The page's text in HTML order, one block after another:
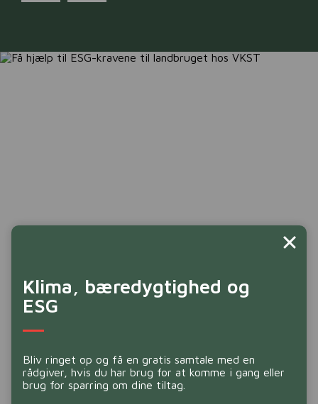
Hvad står ESG for?
E | Environment
Klima, bæredygtighed og
ESG
Bliv ringet op og få en gratis samtale med en
rådgiver, hvis du har brug for at komme i gang eller
brug for sparring om dine tiltag.